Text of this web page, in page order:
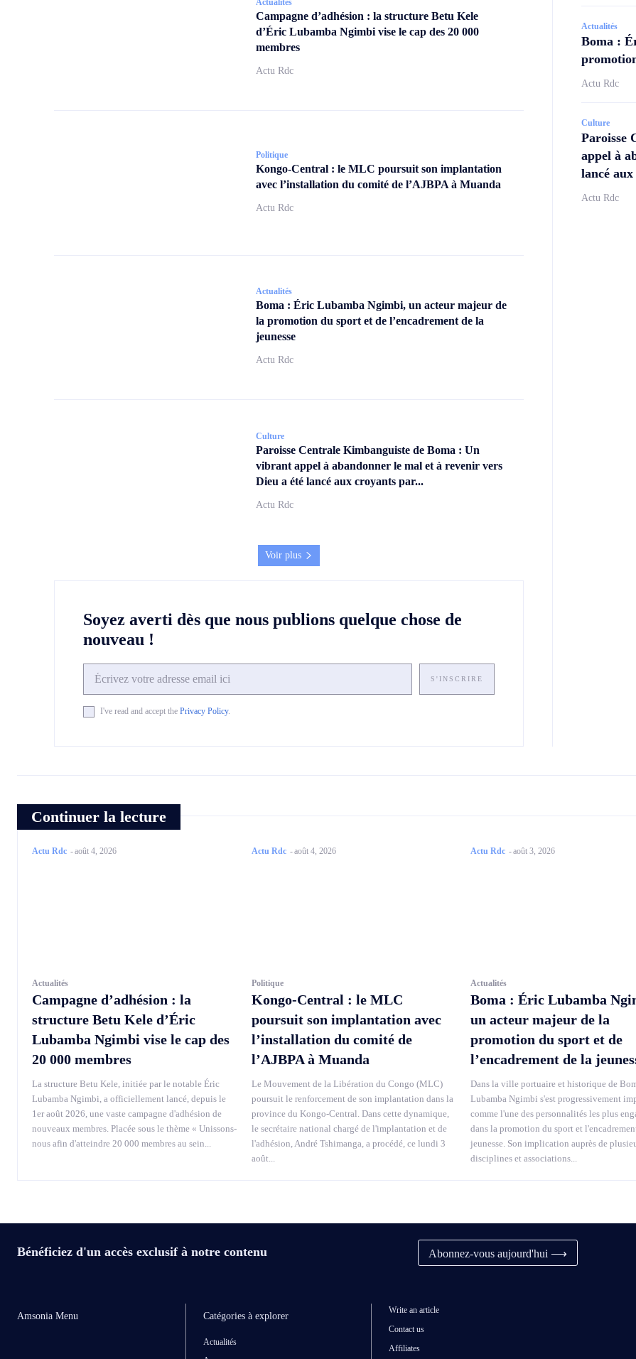
Actualités
Campagne d’adhésion : la structure Betu Kele
d’Éric Lubamba Ngimbi vise le cap des 20 000
membres
Actu Rdc
Politique
Kongo-Central : le MLC poursuit son implantation
avec l’installation du comité de l’AJBPA à Muanda
Actu Rdc
Actualités
Boma : Éric Lubamba Ngimbi, un acteur majeur de
la promotion du sport et de l’encadrement de la
jeunesse
Actu Rdc
Culture
Paroisse Centrale Kimbanguiste de Boma : Un
vibrant appel à abandonner le mal et à revenir vers
Dieu a été lancé aux croyants par...
Actu Rdc
Voir plus
Soyez averti dès que nous publions quelque chose de
nouveau !
S'INSCRIRE
I've read and accept the Privacy Policy.
Actualités
Boma :
Actu Rdc
Culture
Paroisse
appel à
lancé
Actu Rdc
Continuer la lecture
Actu Rdc -août 4, 2026
Actualités
Campagne d’adhésion : la
structure Betu Kele d’Éric
Lubamba Ngimbi vise le cap des
20 000 membres
La structure Betu Kele, initiée par le notable Éric
Lubamba Ngimbi, a officiellement lancé, depuis le
1er août 2026, une vaste campagne d'adhésion de
nouveaux membres. Placée sous le thème « Unissons-
nous afin d'atteindre 20 000 membres au sein...
Actu Rdc -août 4, 2026
Politique
Kongo-Central : le MLC
poursuit son implantation avec
l’installation du comité de
l’AJBPA à Muanda
Le Mouvement de la Libération du Congo (MLC)
poursuit le renforcement de son implantation dans la
province du Kongo-Central. Dans cette dynamique,
le secrétaire national chargé de l'implantation et de
l'adhésion, André Tshimanga, a procédé, ce lundi 3
août...
Actu Rdc -août 3, 2026
Actualités
Boma : Éric Lubamba
un acteur majeur de la
promotion du sport et de
l’encadrement de la
Dans la ville portuaire et historique de
Lubamba Ngimbi s'est progressivement
comme l'une des personnalités les plus
dans la promotion du sport et
jeunesse. Son implication auprès de
disciplines et associations...
Bénéficiez d'un accès exclusif à notre contenu Abonnez-vous aujourd'hui ⟶
Amsonia Menu Catégories à explorer
Actualités
Write an article
Contact us
Affiliates